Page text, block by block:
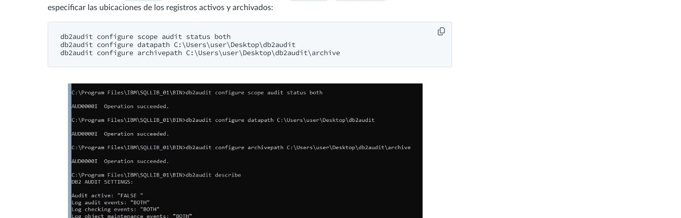
especificar las ubicaciones de los registros activos y archivados:
db2audit configure scope audit status both
db2audit configure datapath C:\Users\user\Desktop\db2audit
db2audit configure archivepath C:\Users\user\Desktop\db2audit\archive